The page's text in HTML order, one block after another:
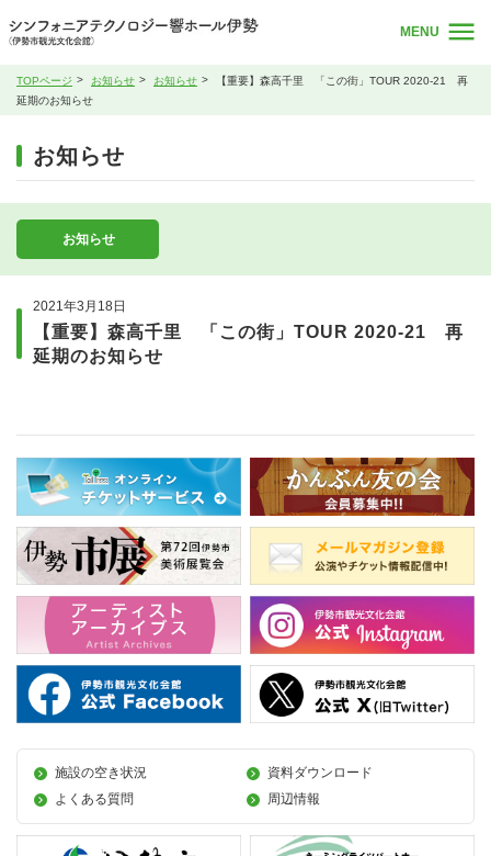
MENU
TOPページ お知らせ お知らせ
【重要】森高千里 「この街」TOUR 2020-21 再
延期のお知らせ
お知らせ
お知らせ
2021年3月18日
【重要】森高千里 「この街」TOUR 2020-21 再
延期のお知らせ
施設の空き状況
資料ダウンロード
よくある質問
周辺情報